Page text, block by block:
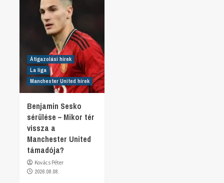
Átigazolási hírek
La liga
Manchester United hírek
Benjamin Sesko
sérülése – Mikor tér
vissza a
Manchester United
támadója?
Kovács Péter
2026.08.08.